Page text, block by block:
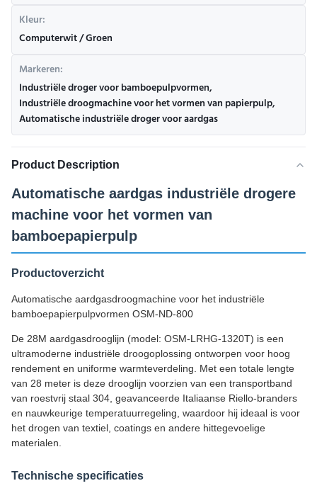
Kleur:
Computerwit / Groen
Markeren:
Industriële droger voor bamboepulpvormen,
Industriële droogmachine voor het vormen van papierpulp,
Automatische industriële droger voor aardgas
Product Description
Automatische aardgas industriële drogere
machine voor het vormen van
bamboepapierpulp
Productoverzicht
Automatische aardgasdroogmachine voor het industriële
bamboepapierpulpvormen OSM-ND-800
De 28M aardgasdrooglijn (model: OSM-LRHG-1320T) is een
ultramoderne industriële droogoplossing ontworpen voor hoog
rendement en uniforme warmteverdeling. Met een totale lengte
van 28 meter is deze drooglijn voorzien van een transportband
van roestvrij staal 304, geavanceerde Italiaanse Riello-branders
en nauwkeurige temperatuurregeling, waardoor hij ideaal is voor
het drogen van textiel, coatings en andere hittegevoelige
materialen.
Technische specificaties